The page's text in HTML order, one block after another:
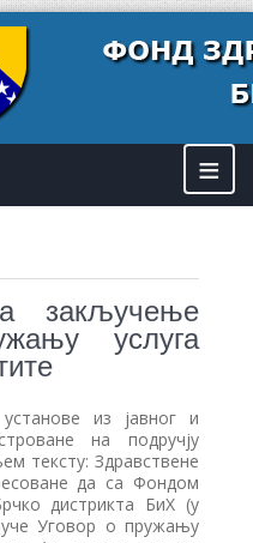
≡
закључење
услуга
из јавног и
на подручју
тексту: Здравствене
да са Фондом
дистрикта БиХ (у
Уговор о пружању